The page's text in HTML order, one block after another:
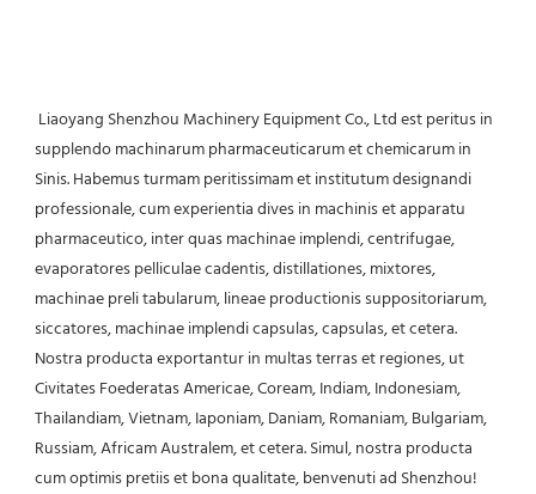
supplendo machinarum pharmaceuticarum et chemicarum in
Sinis. Habemus turmam peritissimam et institutum designandi
professionale, cum experientia dives in machinis et apparatu
pharmaceutico, inter quas machinae implendi, centrifugae,
evaporatores pelliculae cadentis, distillationes, mixtores,
machinae preli tabularum, lineae productionis suppositoriarum,
siccatores, machinae implendi capsulas, capsulas, et cetera.
Nostra producta exportantur in multas terras et regiones, ut
Civitates Foederatas Americae, Coream, Indiam, Indonesiam,
Thailandiam, Vietnam, Iaponiam, Daniam, Romaniam, Bulgariam,
Russiam, Africam Australem, et cetera. Simul, nostra producta
cum optimis pretiis et bona qualitate, benvenuti ad Shenzhou!